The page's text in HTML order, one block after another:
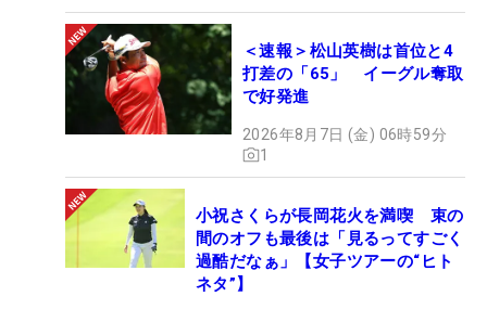
＜速報＞松山英樹は首位と4
打差の「65」 イーグル奪取
で好発進
2026年8月7日 (金) 06時59分
1
小祝さくらが長岡花火を満喫 束の
間のオフも最後は「見るってすごく
過酷だなぁ」【女子ツアーの“ヒト
ネタ”】